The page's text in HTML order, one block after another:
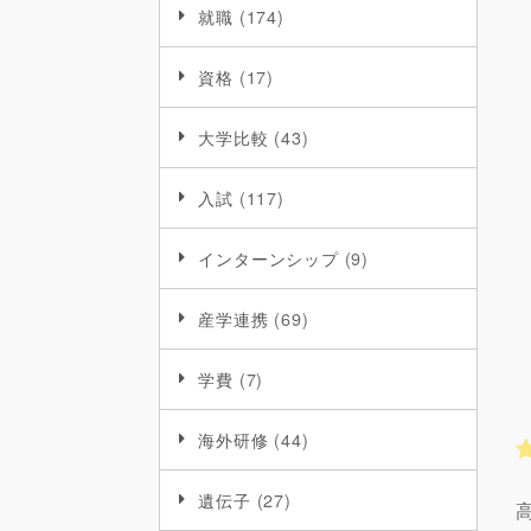
就職 (174)
資格 (17)
大学比較 (43)
入試 (117)
インターンシップ(9)
産学連携 (69)
学費 (7)
海外研修 (44)
遺伝子 (27)